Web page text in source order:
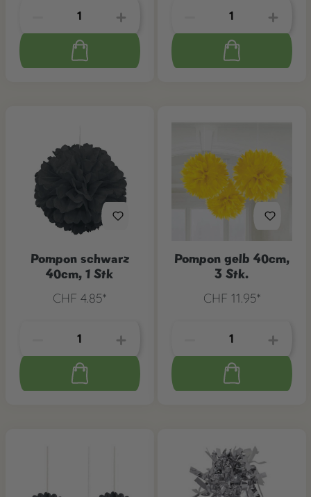
Pompon schwarz
40cm, 1 Stk
CHF 4.85*
Pompon gelb 40cm,
3 Stk.
CHF 11.95*